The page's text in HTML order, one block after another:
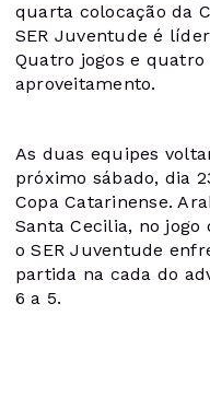
quarta colocação da
SER Juventude é
Quatro jogos e quatro
aproveitamento.
As duas equipes
próximo sábado, dia
Copa Catarinense.
Santa Cecilia, no jogo
o SER Juventude
partida na cada do
6 a 5.